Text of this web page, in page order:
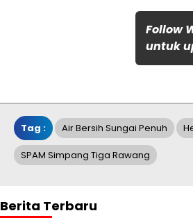
Follow
untuk
Tag : Air Bersih Sungai Penuh
SPAM Simpang Tiga Rawang
Berita Terbaru